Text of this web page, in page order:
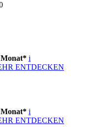
Monat* i
ENTDECKEN
Monat* i
ENTDECKEN